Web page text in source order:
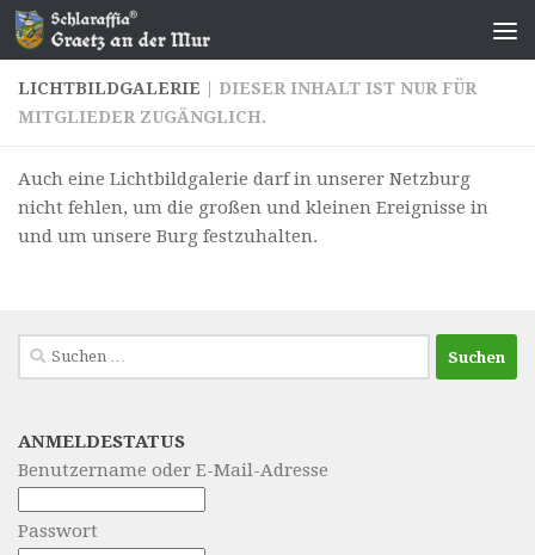
Zum Inhalt springen
LICHTBILDGALERIE
| DIESER INHALT IST NUR FÜR
MITGLIEDER ZUGÄNGLICH.
Auch eine Lichtbildgalerie darf in unserer Netzburg
nicht fehlen, um die großen und kleinen Ereignisse in
und um unsere Burg festzuhalten.
Suchen
nach:
ANMELDESTATUS
Benutzername oder E-Mail-Adresse
Passwort